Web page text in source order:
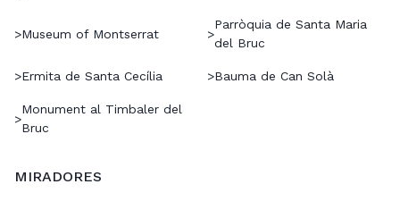
>Museum of Montserrat >
Parròquia de Santa Maria
del Bruc
>Ermita de Santa Cecília >Bauma de Can Solà
>
Monument al Timbaler del
Bruc
MIRADORES